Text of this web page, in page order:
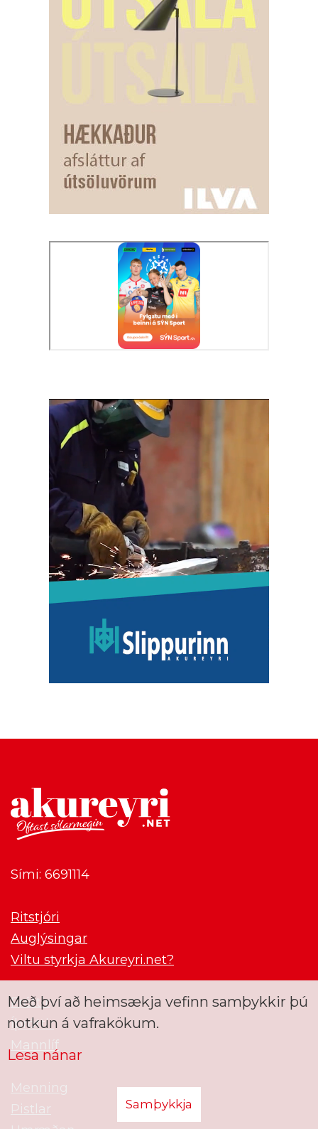
Sími: 6691114
Ritstjóri
Auglýsingar
Viltu styrkja Akureyri.net?
Fréttir
Íþróttir
Mannlíf
Menning
Pistlar
Með því að heimsækja vefinn samþykkir þú
notkun á vafrakökum.
Lesa nánar
Samþykkja